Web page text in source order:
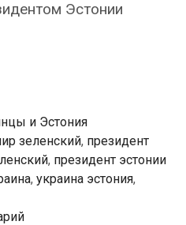
Эстонии
и Эстония
зеленский, президент
, президент эстонии
, украина эстония,